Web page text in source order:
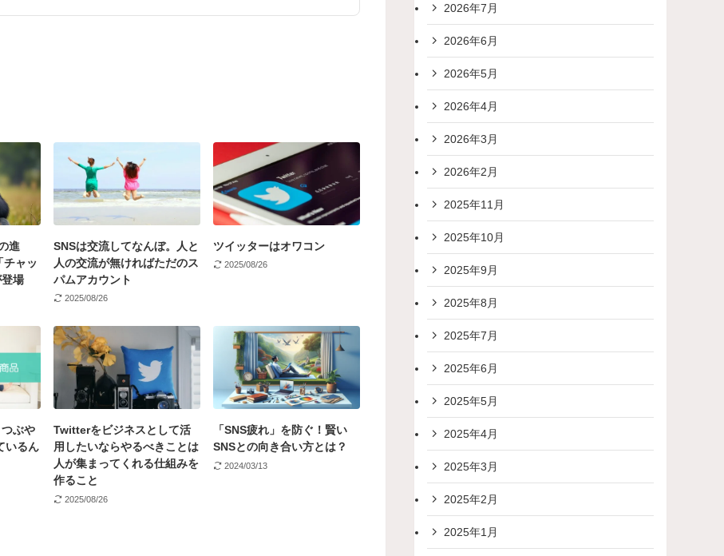
進
チャッ
場
SNSは交流してなんぼ。人と
人の交流が無ければただのス
パムアカウント
2025/08/26
ツイッターはオワコン
2025/08/26
ぶや
いるん
Twitterをビジネスとして活
用したいならやるべきことは
人が集まってくれる仕組みを
作ること
2025/08/26
「SNS疲れ」を防ぐ！賢い
SNSとの向き合い方とは？
2024/03/13
2026年7月
2026年6月
2026年5月
2026年4月
2026年3月
2026年2月
2025年11月
2025年10月
2025年9月
2025年8月
2025年7月
2025年6月
2025年5月
2025年4月
2025年3月
2025年2月
2025年1月